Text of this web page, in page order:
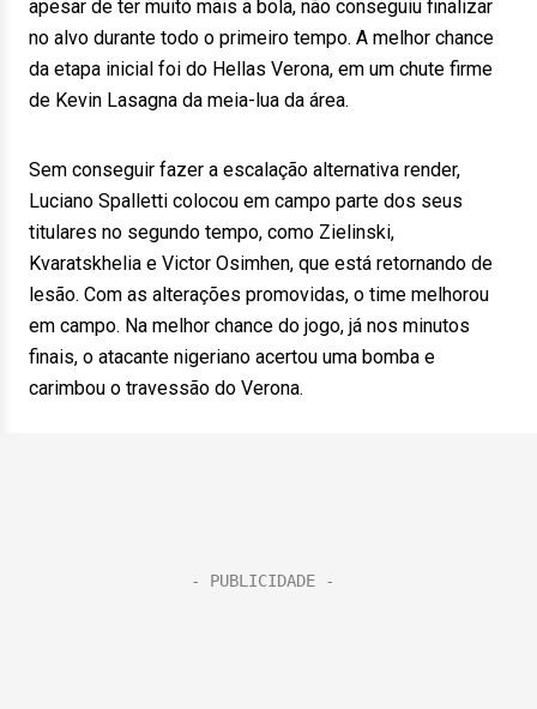
apesar de ter muito mais a bola, não conseguiu finalizar
no alvo durante todo o primeiro tempo. A melhor chance
da etapa inicial foi do Hellas Verona, em um chute firme
de Kevin Lasagna da meia-lua da área.
Sem conseguir fazer a escalação alternativa render,
Luciano Spalletti colocou em campo parte dos seus
titulares no segundo tempo, como Zielinski,
Kvaratskhelia e Victor Osimhen, que está retornando de
lesão. Com as alterações promovidas, o time melhorou
em campo. Na melhor chance do jogo, já nos minutos
finais, o atacante nigeriano acertou uma bomba e
carimbou o travessão do Verona.